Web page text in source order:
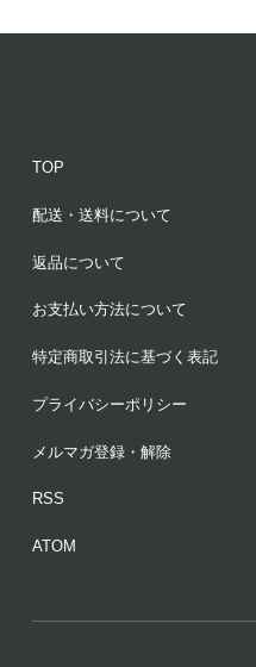
TOP
配送・送料について
返品について
お支払い方法について
特定商取引法に基づく表記
プライバシーポリシー
メルマガ登録・解除
RSS
ATOM